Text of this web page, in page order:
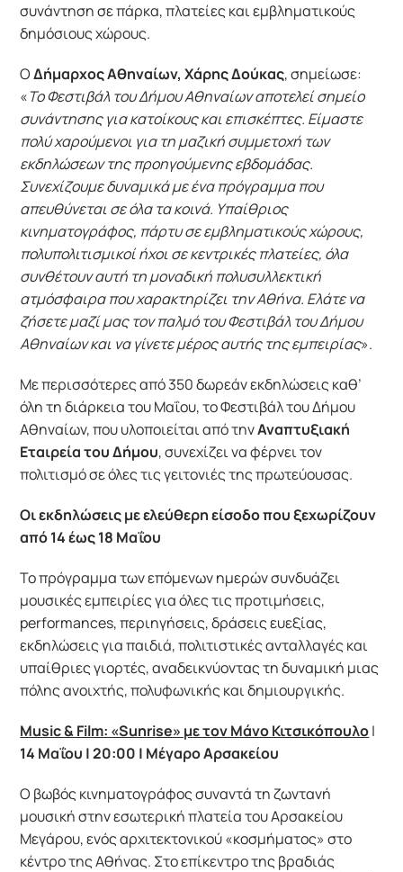
συνάντηση σε πάρκα, πλατείες και εμβληματικούς
δημόσιους χώρους.
ΟΔήμαρχος Αθηναίων, Χάρης Δούκας, σημείωσε:
«Το Φεστιβάλ του Δήμου Αθηναίων αποτελεί σημείο
συνάντησης για κατοίκους και επισκέπτες. Είμαστε
πολύ χαρούμενοι για τη μαζική συμμετοχή των
εκδηλώσεων της προηγούμενης εβδομάδας.
Συνεχίζουμε δυναμικά με ένα πρόγραμμα που
απευθύνεται σε όλα τα κοινά. Υπαίθριος
κινηματογράφος, πάρτυ σε εμβληματικούς χώρους,
πολυπολιτισμικοί ήχοι σε κεντρικές πλατείες, όλα
συνθέτουν αυτή τη μοναδική πολυσυλλεκτική
ατμόσφαιρα που χαρακτηρίζει την Αθήνα. Ελάτε να
ζήσετε μαζί μας τον παλμό του Φεστιβάλ του Δήμου
Αθηναίων και να γίνετε μέρος αυτής της εμπειρίας».
Με περισσότερες από 350 δωρεάν εκδηλώσεις καθ’
όλη τη διάρκεια του Μαΐου, το Φεστιβάλ του Δήμου
Αθηναίων, που υλοποιείται από τηνΑναπτυξιακή
Εταιρεία του Δήμου, συνεχίζει να φέρνει τον
πολιτισμό σε όλες τις γειτονιές της πρωτεύουσας.
Οι εκδηλώσεις με ελεύθερη είσοδο που ξεχωρίζουν
από 14 έως 18 Μαΐου
Το πρόγραμμα των επόμενων ημερών συνδυάζει
μουσικές εμπειρίες για όλες τις προτιμήσεις,
performances, περιηγήσεις, δράσεις ευεξίας,
εκδηλώσεις για παιδιά, πολιτιστικές ανταλλαγές και
υπαίθριες γιορτές, αναδεικνύοντας τη δυναμική μιας
πόλης ανοιχτής, πολυφωνικής και δημιουργικής.
Music & Film: «Sunrise» με τον Μάνo Κιτσικόπουλο|
14 Μαΐου | 20:00 | Μέγαρο Αρσακείου
Ο βωβός κινηματογράφος συναντά τη ζωντανή
μουσική στην εσωτερική πλατεία του Αρσακείου
Μεγάρου, ενός αρχιτεκτονικού «κοσμήματος» στο
κέντρο της Αθήνας. Στο επίκεντρο της βραδιάς